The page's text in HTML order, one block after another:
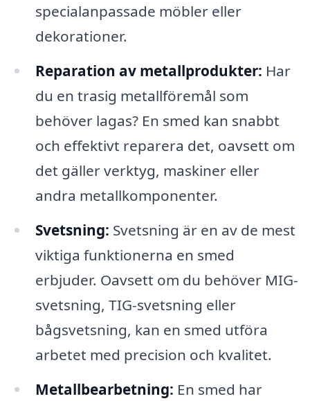
specialanpassade möbler eller
dekorationer.
Reparation av metallprodukter: Har
du en trasig metallföremål som
behöver lagas? En smed kan snabbt
och effektivt reparera det, oavsett om
det gäller verktyg, maskiner eller
andra metallkomponenter.
Svetsning: Svetsning är en av de mest
viktiga funktionerna en smed
erbjuder. Oavsett om du behöver MIG-
svetsning, TIG-svetsning eller
bågsvetsning, kan en smed utföra
arbetet med precision och kvalitet.
Metallbearbetning: En smed har